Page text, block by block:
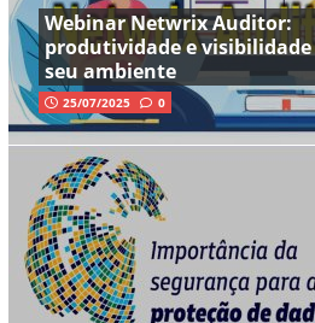
Webinar Netwrix Auditor:
produtividade e visibilidade
seu ambiente
25/07/2025 0